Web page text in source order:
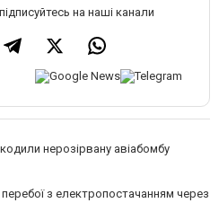
на наші канали
нерозірвану авіабомбу
з електропостачанням через